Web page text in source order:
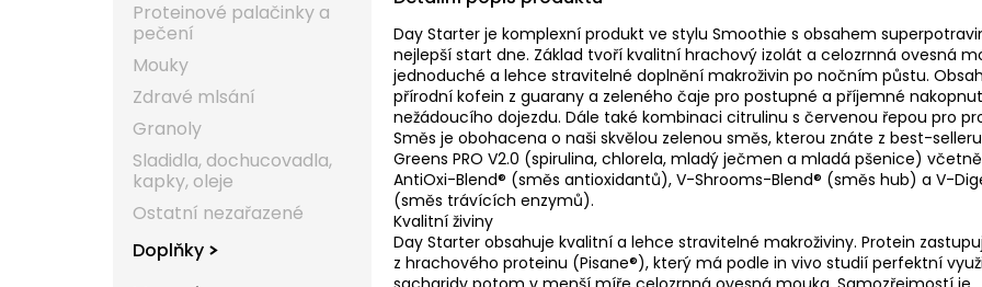
Proteinové palačinky a
pečení
Mouky
Zdravé mlsání
Granoly
Sladidla, dochucovadla,
kapky, oleje
Ostatní nezařazené
Doplňky
Day Starter je komplexní produkt ve stylu Smoothie s obsahem
nejlepší start dne. Základ tvoří kvalitní hrachový izolát a celozrnná ovesná
jednoduché a lehce stravitelné doplnění makroživin po nočním půstu.
přírodní kofein z guarany a zeleného čaje pro postupné a příjemné
nežádoucího dojezdu. Dále také kombinaci citrulinu s červenou řepou pro
Směs je obohacena o naši skvělou zelenou směs, kterou znáte z best-
Greens PRO V2.0 (spirulina, chlorela, mladý ječmen a mladá pšenice)
AntiOxi-Blend® (směs antioxidantů), V-Shrooms-Blend® (směs hub) a V-
(směs trávících enzymů).
Kvalitní živiny
Day Starter obsahuje kvalitní a lehce stravitelné makroživiny. Protein
z hrachového proteinu (Pisane®), který má podle in vivo studií perfektní